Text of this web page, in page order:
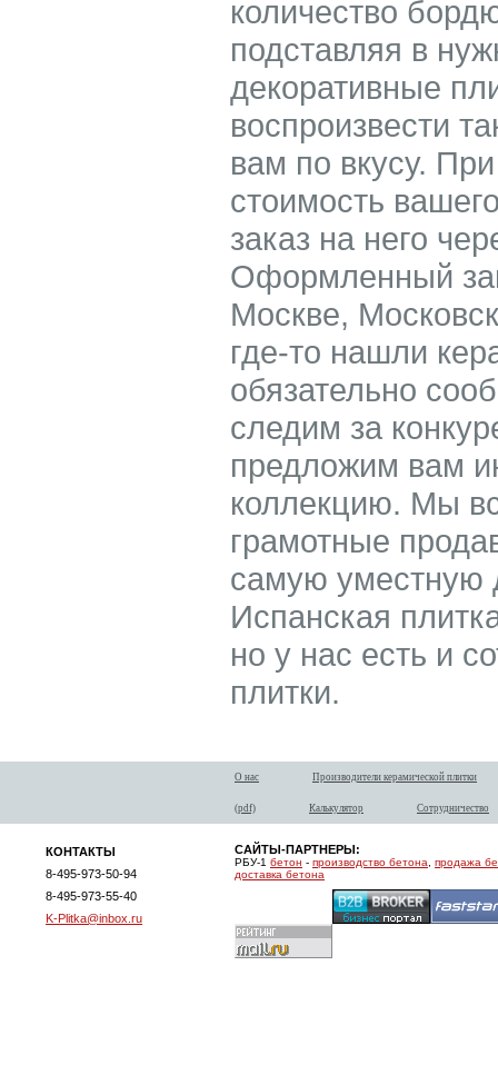
количество
подставляя в
декоративные
воспроизвести
вам по вкусу.
стоимость
заказ на него
Оформленный
Москве,
где-то нашли
обязательно
следим за
предложим вам
коллекцию. Мы
грамотные
самую уместную
Испанская
но у нас есть и
плитки.
О нас Производители керамической плитки
(pdf) Калькулятор Сотрудничество
КОНТАКТЫ
8-495-973-50-94
8-495-973-55-40
K-Plitka@inbox.ru
САЙТЫ-ПАРТНЕРЫ:
РБУ-1 бетон - производство бетона
продажа
доставка бетона